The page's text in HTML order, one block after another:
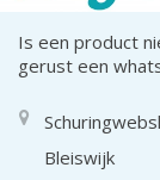
Is een product
gerust een
Bleiswijk